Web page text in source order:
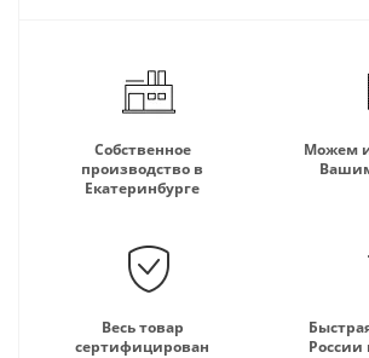
Собственное
производство в
Екатеринбурге
Можем
Весь товар
сертифицирован
России